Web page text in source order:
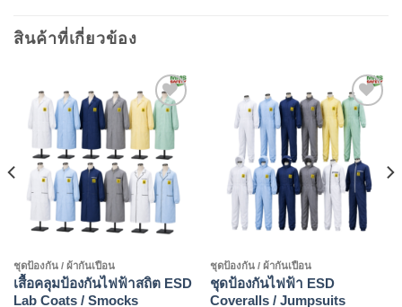
สินค้าที่เกี่ยวข้อง
Add to
wishlist
ชุดป้องกัน / ผ้ากันเปือน
เสื้อคลุมป้องกันไฟฟ้าสถิต ESD
Lab Coats / Smocks
Add to
wishlist
ชุดป้องกัน / ผ้ากันเปือน
ชุดป้องกันไฟฟ้า ESD
Coveralls / Jumpsuits